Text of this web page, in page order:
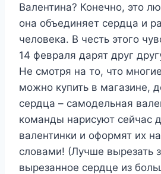
Валентина? Конечно, это
она объединяет сердца и
человека. В честь этого
14 февраля дарят друг
Не смотря на то, что
можно купить в магазине,
сердца – самодельная
команды нарисуют сейчас
валентинки и оформят их
словами! (Лучше вырезать
вырезанное сердце из